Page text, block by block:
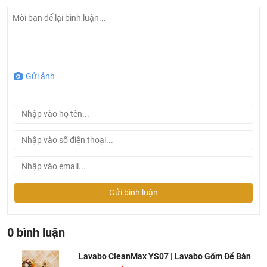
Tên sản phẩm:
Tráng men, vẽ hoa văn nghệ thuật.
Gửi ảnh
Gửi bình luận
0 bình luận
Lavabo CleanMax YS07 | Lavabo Gốm Để Bàn